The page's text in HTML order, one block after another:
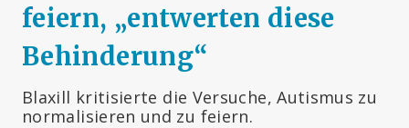
feiern, „entwerten diese
Behinderung“
Blaxill kritisierte die Versuche, Autismus zu
normalisieren und zu feiern.